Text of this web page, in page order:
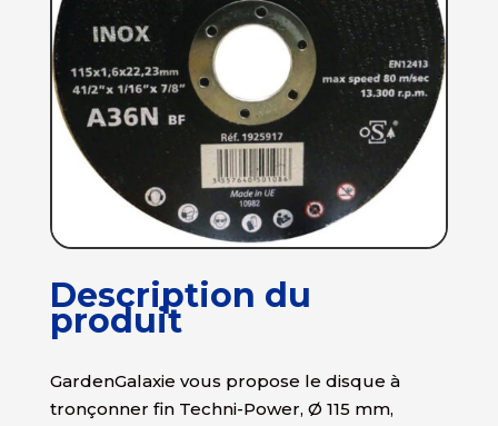
Description du
produit
GardenGalaxie vous propose le disque à
tronçonner fin Techni-Power, Ø 115 mm,